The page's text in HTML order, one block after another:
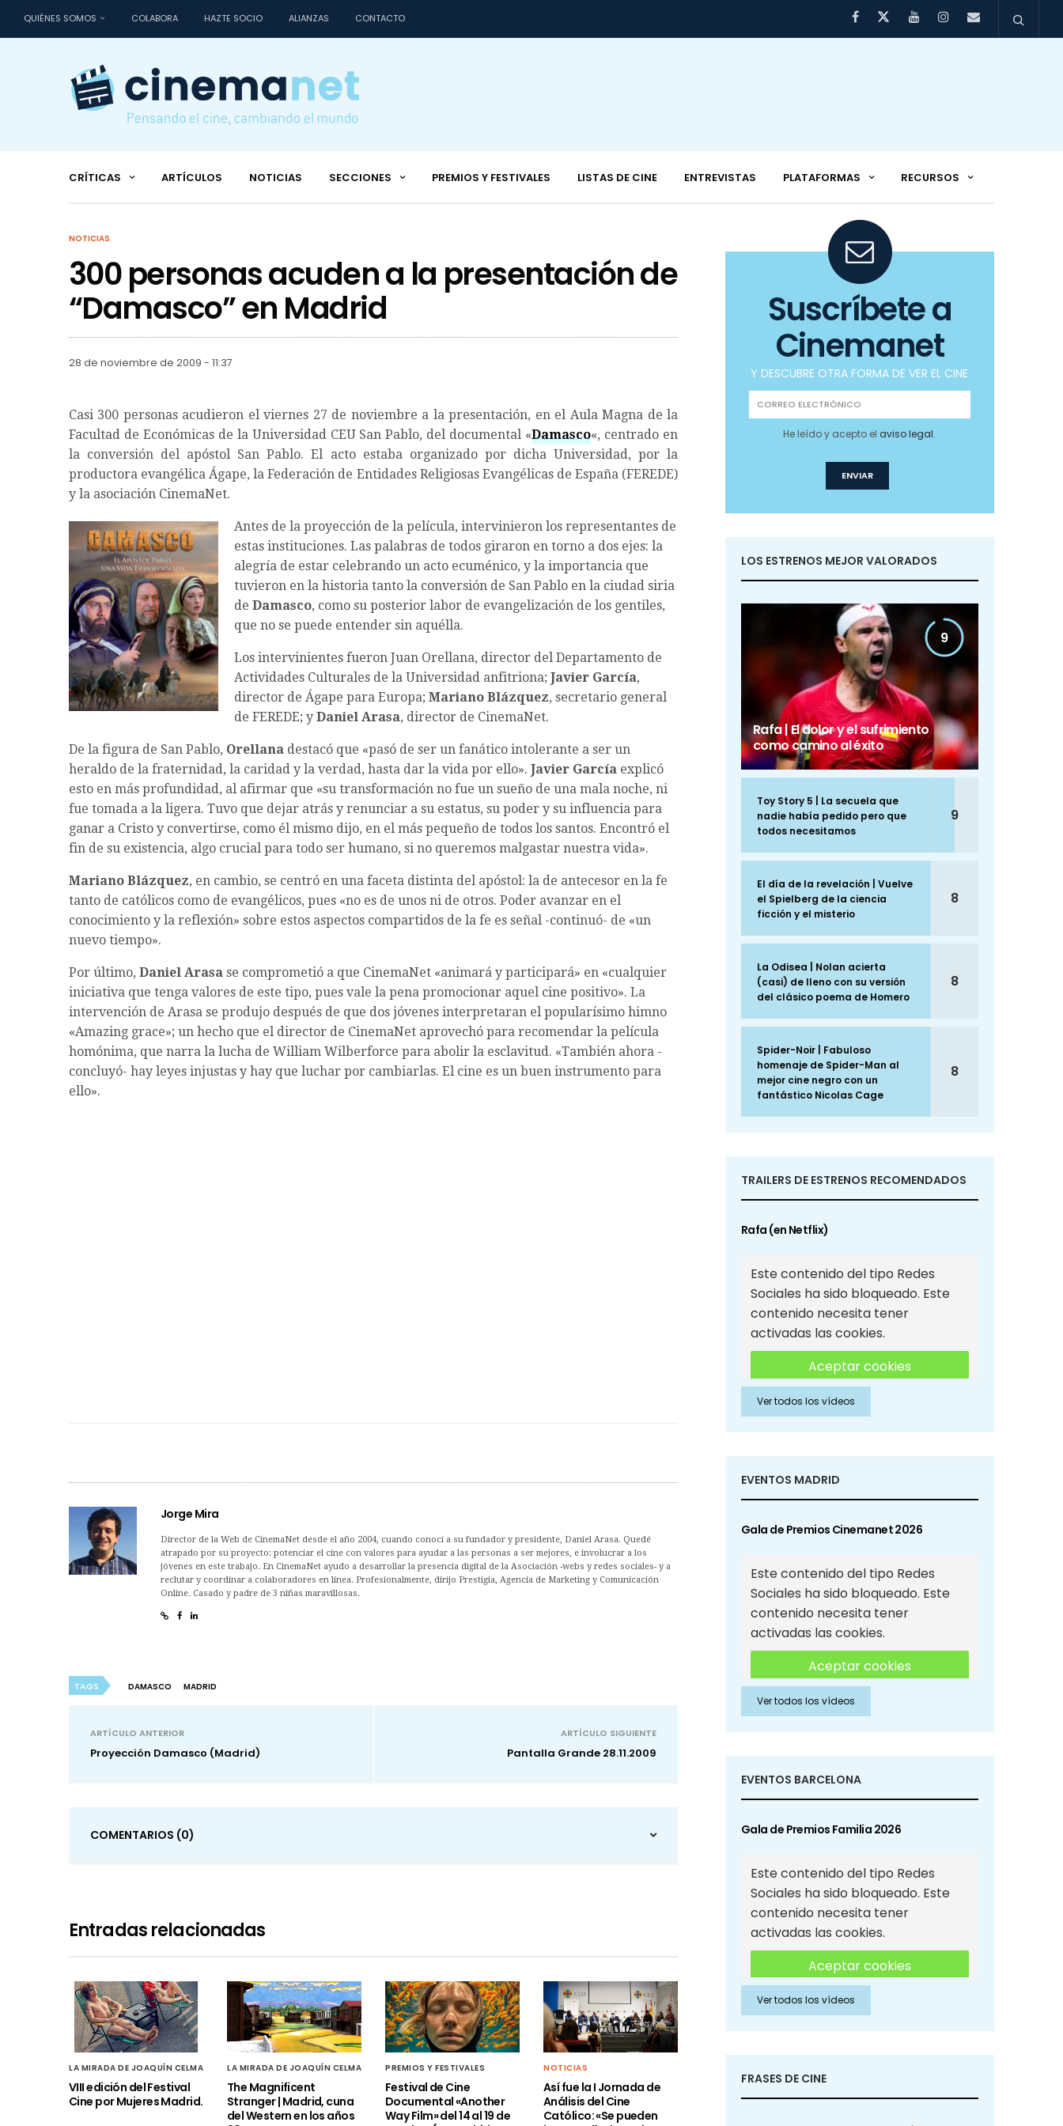
QUIÉNES SOMOS COLABORA HAZTE SOCIO ALIANZAS CONTACTO
CRÍTICAS ARTÍCULOS NOTICIAS SECCIONES PREMIOS Y FESTIVALES LISTAS DE CINE ENTREVISTAS PLATAFORMAS RECURSOS
NOTICIAS
300 personas acuden a la presentación de
“Damasco” en Madrid
28 de noviembre de 2009 - 11:37
Casi 300 personas acudieron el viernes 27 de noviembre a la presentación, en el Aula Magna de la
Facultad de Económicas de la Universidad CEU San Pablo, del documental «Damasco«, centrado en
la conversión del apóstol San Pablo. El acto estaba organizado por dicha Universidad, por la
productora evangélica Ágape, la Federación de Entidades Religiosas Evangélicas de España (FEREDE)
y la asociación CinemaNet.
Antes de la proyección de la película, intervinieron los representantes de
estas instituciones. Las palabras de todos giraron en torno a dos ejes: la
alegría de estar celebrando un acto ecuménico, y la importancia que
tuvieron en la historia tanto la conversión de San Pablo en la ciudad siria
de Damasco, como su posterior labor de evangelización de los gentiles,
que no se puede entender sin aquélla.
Los intervinientes fueron Juan Orellana, director del Departamento de
Actividades Culturales de la Universidad anfitriona; Javier García,
director de Ágape para Europa; Mariano Blázquez, secretario general
de FEREDE; y Daniel Arasa, director de CinemaNet.
De la figura de San Pablo, Orellana destacó que «pasó de ser un fanático intolerante a ser un
heraldo de la fraternidad, la caridad y la verdad, hasta dar la vida por ello». Javier García explicó
esto en más profundidad, al afirmar que «su transformación no fue un sueño de una mala noche, ni
fue tomada a la ligera. Tuvo que dejar atrás y renunciar a su estatus, su poder y su influencia para
ganar a Cristo y convertirse, como él mismo dijo, en el más pequeño de todos los santos. Encontró el
fin de su existencia, algo crucial para todo ser humano, si no queremos malgastar nuestra vida».
Mariano Blázquez, en cambio, se centró en una faceta distinta del apóstol: la de antecesor en la fe
tanto de católicos como de evangélicos, pues «no es de unos ni de otros. Poder avanzar en el
conocimiento y la reflexión» sobre estos aspectos compartidos de la fe es señal -continuó- de «un
nuevo tiempo».
Por último, Daniel Arasa se comprometió a que CinemaNet «animará y participará» en «cualquier
iniciativa que tenga valores de este tipo, pues vale la pena promocionar aquel cine positivo». La
intervención de Arasa se produjo después de que dos jóvenes interpretaran el popularísimo himno
«Amazing grace»; un hecho que el director de CinemaNet aprovechó para recomendar la película
homónima, que narra la lucha de William Wilberforce para abolir la esclavitud. «También ahora -
concluyó- hay leyes injustas y hay que luchar por cambiarlas. El cine es un buen instrumento para
ello».
Jorge Mira
Director de la Web de CinemaNet desde el año 2004, cuando conocí a su fundador y presidente, Daniel Arasa. Quedé
atrapado por su proyecto: potenciar el cine con valores para ayudar a las personas a ser mejores, e involucrar a los
jóvenes en este trabajo. En CinemaNet ayudo a desarrollar la presencia digital de la Asociación -webs y redes sociales- y a
reclutar y coordinar a colaboradores en línea. Profesionalmente, dirijo Prestigia, Agencia de Marketing y Comunicación
Online. Casado y padre de 3 niñas maravillosas.
TAGS DAMASCO MADRID
ARTÍCULO ANTERIOR
Proyección Damasco (Madrid)
ARTÍCULO SIGUIENTE
Pantalla Grande 28.11.2009
COMENTARIOS (0)
Entradas relacionadas
LA MIRADA DE JOAQUÍN CELMA
VIII edición del Festival
Cine por Mujeres Madrid.
LA MIRADA DE JOAQUÍN CELMA
The Magnificent
Stranger | Madrid, cuna
del Western en los años
PREMIOS Y FESTIVALES
Festival de Cine
Documental «Another
Way Film» del 14 al 19 de
NOTICIAS
Así fue la I Jornada de
Análisis del Cine
Católico: «Se pueden
Suscríbete a
Cinemanet
Y DESCUBRE OTRA FORMA DE VER EL CINE
He leído y acepto elaviso legal.
LOS ESTRENOS MEJOR VALORADOS
9
Rafa | El dolor y el sufrimiento
como camino al éxito
Toy Story 5 | La secuela que
nadie había pedido pero que
todos necesitamos
9
El día de la revelación | Vuelve
el Spielberg de la ciencia
ficción y el misterio
8
La Odisea | Nolan acierta
(casi) de lleno con su versión
del clásico poema de Homero
8
Spider-Noir | Fabuloso
homenaje de Spider-Man al
mejor cine negro con un
fantástico Nicolas Cage
8
TRAILERS DE ESTRENOS RECOMENDADOS
Rafa (en Netflix)
Este contenido del tipo Redes
Sociales ha sido bloqueado. Este
contenido necesita tener
activadas las cookies.
Aceptar cookies
Aceptar cookies de Redes
Sociales
Ver todos los vídeos
EVENTOS MADRID
Gala de Premios Cinemanet 2026
Este contenido del tipo Redes
Sociales ha sido bloqueado. Este
contenido necesita tener
activadas las cookies.
Aceptar cookies
Aceptar cookies de Redes
Sociales
Ver todos los vídeos
EVENTOS BARCELONA
Gala de Premios Familia 2026
Este contenido del tipo Redes
Sociales ha sido bloqueado. Este
contenido necesita tener
activadas las cookies.
Aceptar cookies
Aceptar cookies de Redes
Sociales
Ver todos los vídeos
FRASES DE CINE